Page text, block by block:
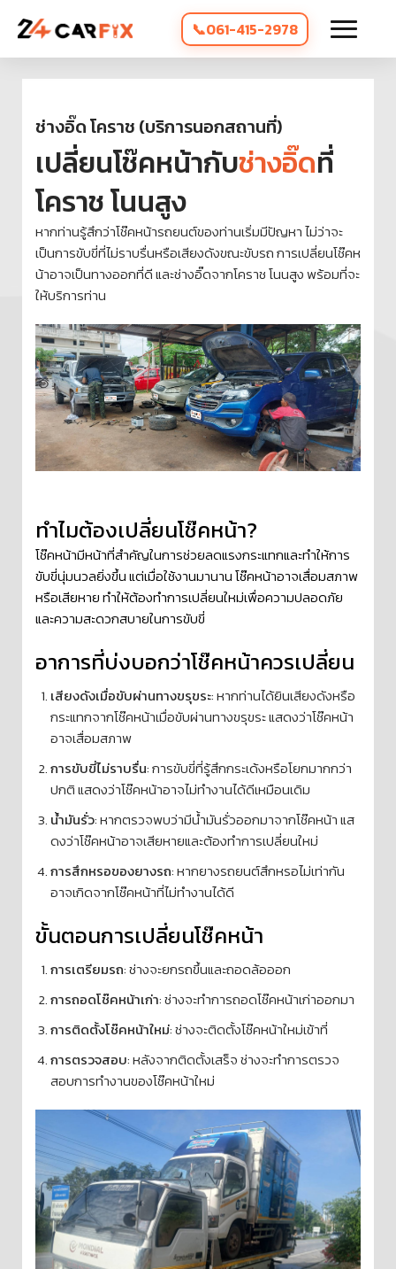
061-415-2978
ช่างอิ๊ด โคราช (บริการนอกสถานที่)
เปลี่ยนโช๊คหน้ากับช่างอิ๊ดที่
โคราช โนนสูง
หากท่านรู้สึกว่าโช๊คหน้ารถยนต์ของท่านเริ่มมีปัญหา ไม่ว่าจะ
เป็นการขับขี่ที่ไม่ราบรื่นหรือเสียงดังขณะขับรถ การเปลี่ยนโช๊คห
น้าอาจเป็นทางออกที่ดี และช่างอิ๊ดจากโคราช โนนสูง พร้อมที่จะ
ให้บริการท่าน
ทำไมต้องเปลี่ยนโช๊คหน้า?
โช๊คหน้ามีหน้าที่สำคัญในการช่วยลดแรงกระแทกและทำให้การ
ขับขี่นุ่มนวลยิ่งขึ้น แต่เมื่อใช้งานมานาน โช๊คหน้าอาจเสื่อมสภาพ
หรือเสียหาย ทำให้ต้องทำการเปลี่ยนใหม่เพื่อความปลอดภัย
และความสะดวกสบายในการขับขี่
อาการที่บ่งบอกว่าโช๊คหน้าควรเปลี่ยน
เสียงดังเมื่อขับผ่านทางขรุขระ: หากท่านได้ยินเสียงดังหรือ
กระแทกจากโช๊คหน้าเมื่อขับผ่านทางขรุขระ แสดงว่าโช๊คหน้า
อาจเสื่อมสภาพ
การขับขี่ไม่ราบรื่น: การขับขี่ที่รู้สึกกระเด้งหรือโยกมากกว่า
ปกติ แสดงว่าโช๊คหน้าอาจไม่ทำงานได้ดีเหมือนเดิม
น้ำมันรั่ว: หากตรวจพบว่ามีน้ำมันรั่วออกมาจากโช๊คหน้า แส
ดงว่าโช๊คหน้าอาจเสียหายและต้องทำการเปลี่ยนใหม่
การสึกหรอของยางรถ: หากยางรถยนต์สึกหรอไม่เท่ากัน
อาจเกิดจากโช๊คหน้าที่ไม่ทำงานได้ดี
ขั้นตอนการเปลี่ยนโช๊คหน้า
การเตรียมรถ: ช่างจะยกรถขึ้นและถอดล้อออก
การถอดโช๊คหน้าเก่า: ช่างจะทำการถอดโช๊คหน้าเก่าออกมา
การติดตั้งโช๊คหน้าใหม่: ช่างจะติดตั้งโช๊คหน้าใหม่เข้าที่
การตรวจสอบ: หลังจากติดตั้งเสร็จ ช่างจะทำการตรวจ
สอบการทำงานของโช๊คหน้าใหม่